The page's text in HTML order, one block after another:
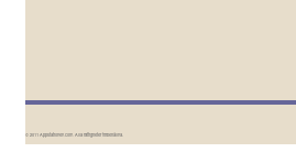
© 2011 Appstationen.com. Alla rättigheter förbehållna.